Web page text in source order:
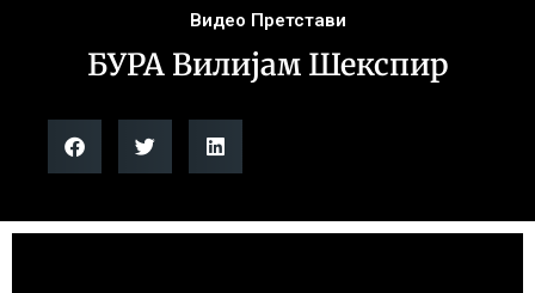
Видео Претстави
БУРА Вилијам Шекспир